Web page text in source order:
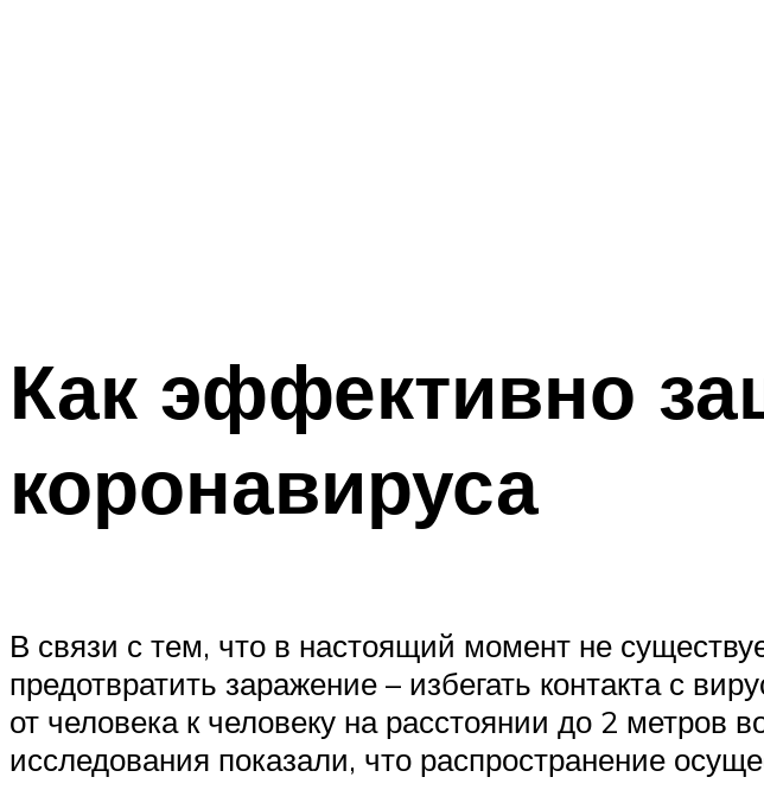
Как эффективно
коронавируса
В связи с тем, что в настоящий момент не
предотвратить заражение – избегать контакта с
от человека к человеку на расстоянии до 2
исследования показали, что распространение